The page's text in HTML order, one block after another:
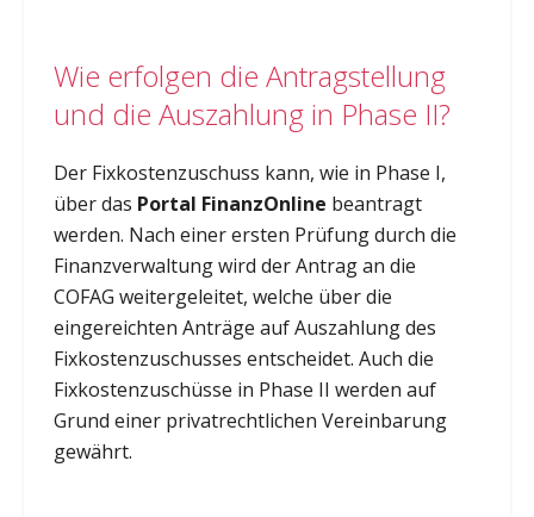
Wie erfolgen die Antragstellung
und die Auszahlung in Phase II?
Der Fixkostenzuschuss kann, wie in Phase I,
über das Portal FinanzOnline beantragt
werden. Nach einer ersten Prüfung durch die
Finanzverwaltung wird der Antrag an die
COFAG weitergeleitet, welche über die
eingereichten Anträge auf Auszahlung des
Fixkostenzuschusses entscheidet. Auch die
Fixkostenzuschüsse in Phase II werden auf
Grund einer privatrechtlichen Vereinbarung
gewährt.